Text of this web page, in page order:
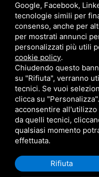
Email
Ambulatorio
Via Montebello, 26
44121 Ferrara FE
Clinica Domus Salutis
Viale dei Tigli, 60,
Legnago VR
Google, Facebook,
tecnologie simili per
consenso, anche per
per mostrati annunci
personalizzati più utili
cookie policy.
Chiudendo questo
su "Rifiuta", verranno
tecnici. Se vuoi
clicca su
acconsentire
da quelli tecnici,
qualsiasi momento
effettuata.
Rifiuta